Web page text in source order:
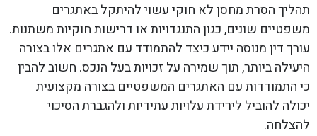
תהליך הסרת מחסן לא חוקי עשוי להיתקל באתגרים
משפטיים שונים, כגון התנגדויות או דרישות חוקיות משתנות.
עורך דין מנוסה יידע כיצד להתמודד עם אתגרים אלו בצורה
היעילה ביותר, תוך שמירה על זכויות בעל הנכס. חשוב להבין
כי התמודדות עם האתגרים המשפטיים בצורה מקצועית
יכולה להוביל לירידת עלויות עתידיות ולהגברת הסיכוי
להצלחה.